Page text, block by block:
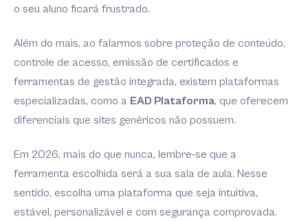
o seu aluno ficará frustrado.
Além do mais, ao falarmos sobre proteção de conteúdo,
controle de acesso, emissão de certificados e
ferramentas de gestão integrada, existem plataformas
especializadas, como a EAD Plataforma, que oferecem
diferenciais que sites genéricos não possuem.
Em 2026, mais do que nunca, lembre-se que a
ferramenta escolhida será a sua sala de aula. Nesse
sentido, escolha uma plataforma que seja intuitiva,
estável, personalizável e com segurança comprovada.